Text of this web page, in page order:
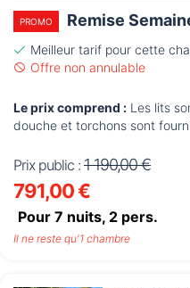
PROMO Remise
Meilleur tarif pour cette
Offre non annulable
Le prix comprend : Les lits
douche et torchons sont
Prix public : 1 190,00 €
791,00 €
Pour 7 nuits, 2 pers.
Il ne reste qu'1 chambre